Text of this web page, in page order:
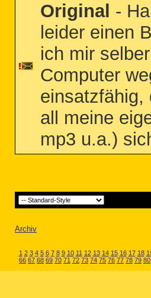
Original -
leider einen
ich mir
Computer
einsatzfähig,
all meine
mp3 u.a.)
Archiv
1 2 3 4 5 6 7 8 9 10 11 12 13 14 15 16 17 18
66 67 68 69 70 71 72 73 74 75 76 77 78 79 80